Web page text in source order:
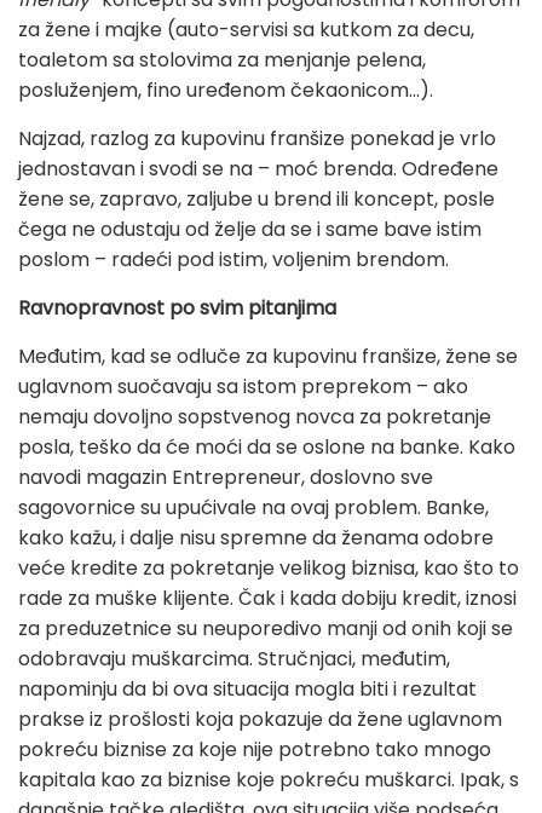
za žene i majke (auto-servisi sa kutkom za decu,
toaletom sa stolovima za menjanje pelena,
posluženjem, fino uređenom čekaonicom...).
Najzad, razlog za kupovinu franšize ponekad je vrlo
jednostavan i svodi se na – moć brenda. Određene
žene se, zapravo, zaljube u brend ili koncept, posle
čega ne odustaju od želje da se i same bave istim
poslom – radeći pod istim, voljenim brendom.
Ravnopravnost po svim pitanjima
Međutim, kad se odluče za kupovinu franšize, žene se
uglavnom suočavaju sa istom preprekom – ako
nemaju dovoljno sopstvenog novca za pokretanje
posla, teško da će moći da se oslone na banke. Kako
navodi magazin Entrepreneur, doslovno sve
sagovornice su upućivale na ovaj problem. Banke,
kako kažu, i dalje nisu spremne da ženama odobre
veće kredite za pokretanje velikog biznisa, kao što to
rade za muške klijente. Čak i kada dobiju kredit, iznosi
za preduzetnice su neuporedivo manji od onih koji se
odobravaju muškarcima. Stručnjaci, međutim,
napominju da bi ova situacija mogla biti i rezultat
prakse iz prošlosti koja pokazuje da žene uglavnom
pokreću biznise za koje nije potrebno tako mnogo
kapitala kao za biznise koje pokreću muškarci. Ipak, s